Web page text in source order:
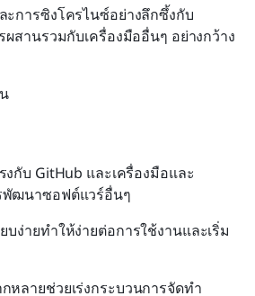
ะการซิงโครไนซ์อย่างลึกซึ้งกับ
ผสานรวมกับเครื่องมืออื่นๆ อย่างกว้าง
กับ GitHub และเครื่องมือและ
ฒนาซอฟต์แวร์อื่นๆ
บง่ายทำให้ง่ายต่อการใช้งานและเริ่ม
หลายช่วยเร่งกระบวนการจัดทำ